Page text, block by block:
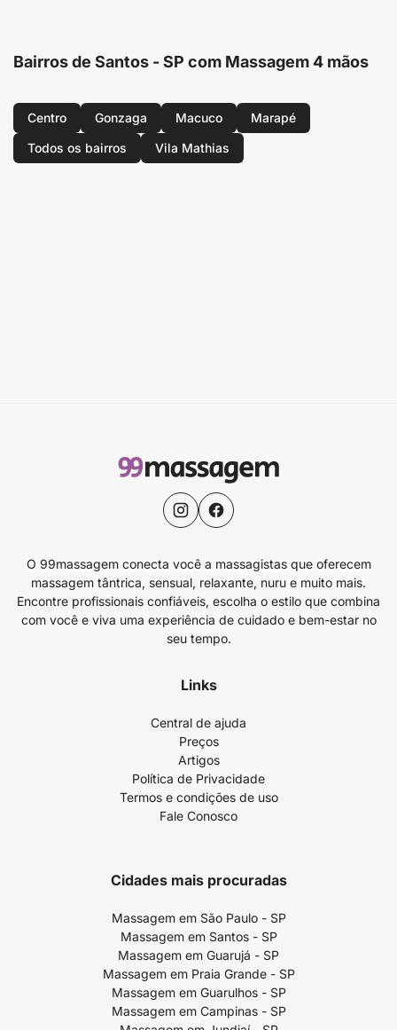
Bairros de Santos - SP com Massagem 4 mãos
Centro Gonzaga Macuco
Marapé
Todos os bairros
Vila Mathias
O 99massagem conecta você a massagistas que oferecem
massagem tântrica, sensual, relaxante, nuru e muito mais.
Encontre profissionais confiáveis, escolha o estilo que combina
com você e viva uma experiência de cuidado e bem-estar no
seu tempo.
Links
Central de ajuda
Preços
Artigos
Política de Privacidade
Termos e condições de uso
Fale Conosco
Cidades mais procuradas
Massagem em São Paulo - SP
Massagem em Santos - SP
Massagem em Guarujá - SP
Massagem em Praia Grande - SP
Massagem em Guarulhos - SP
Massagem em Campinas - SP